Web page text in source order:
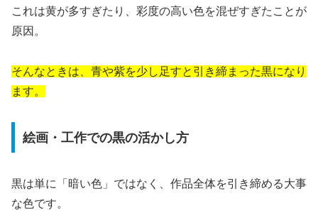
これは黄が多すぎたり、彩度の高い色を混ぜすぎたことが
原因。
そんなときは、青や紫を少し足すと引き締まった黒になり
ます。
絵画・工作での黒の活かし方
黒は単に「暗い色」ではなく、作品全体を引き締める大事
な色です。